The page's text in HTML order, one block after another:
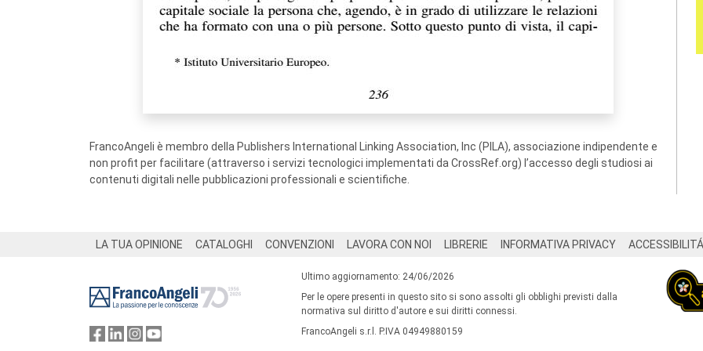
FrancoAngeli è membro della Publishers International Linking Association, Inc (PILA), associazione indipendente e
non profit per facilitare (attraverso i servizi tecnologici implementati da CrossRef.org) l’accesso degli studiosi ai
contenuti digitali nelle pubblicazioni professionali e scientifiche.
LA TUA OPINIONE CATALOGHI CONVENZIONI LAVORA CON NOI LIBRERIE INFORMATIVA PRIVACY ACCESSIBILITÁ
Ultimo aggiornamento: 24/06/2026
Per le opere presenti in questo sito si sono assolti gli obblighi previsti dalla
normativa sul diritto d'autore e sui diritti connessi.
FrancoAngeli s.r.l. P.IVA 04949880159